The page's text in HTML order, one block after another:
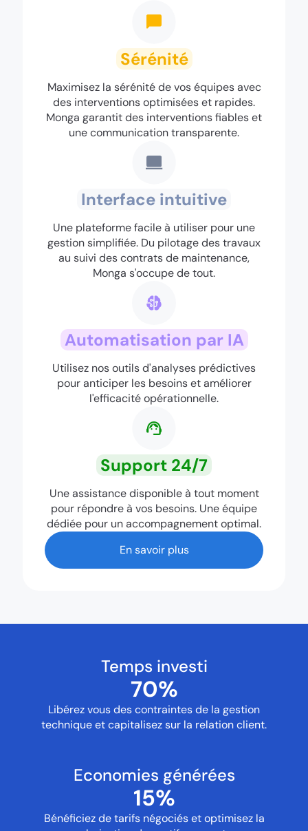
Sérénité
Maximisez la sérénité de vos équipes avec
des interventions optimisées et rapides.
Monga garantit des interventions fiables et
une communication transparente.
Interface intuitive
Une plateforme facile à utiliser pour une
gestion simplifiée. Du pilotage des travaux
au suivi des contrats de maintenance,
Monga s'occupe de tout.
Automatisation par IA
Utilisez nos outils d'analyses prédictives
pour anticiper les besoins et améliorer
l'efficacité opérationnelle.
Support 24/7
Une assistance disponible à tout moment
pour répondre à vos besoins. Une équipe
dédiée pour un accompagnement optimal.
En savoir plus
Libérez vous des contraintes de la gestion
technique et capitalisez sur la relation client.
Temps investi
70%
Bénéficiez de tarifs négociés et optimisez la
Economies générées
15%